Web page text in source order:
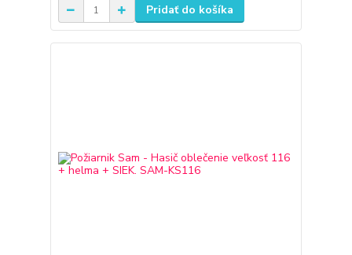
Pridať do košíka